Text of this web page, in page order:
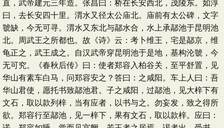
直，武帝建元三年造。张昌曰：桥在长安西北，茂陵东。如淳
曰，去长安四十里。渭水又径太公庙北。庙前有太公碑，文字
虢缺，今无可寻。渭水又东北与鄗水合，水上承鄗池于昆明池
北。周武王之所都也。故《诗》云：考卜维王，宅是鄗京，维
龟正之，武王成之。自汉武帝穿昆明池于是地，基构沦虢，今
无可究。《春秋后传》曰：使者郑容入柏谷关，至平舒置，见
华山有素车白马，问郑容安之？答曰：之咸阳。车上人曰：吾
华山君使，愿托书致鄗池君。子之咸阳，过鄗池，见大梓下有
文石，取以款列梓，当有应者，以书与之。勿妄发，致之得所
欲。郑容行至鄗池，见一梓下，果有文石，取以款梓。应曰：